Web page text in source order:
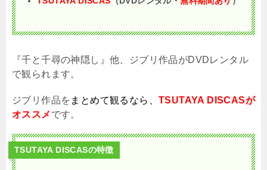
『千と千尋の神隠し』他、ジブリ作品がDVDレンタル
で観られます。
ジブリ作品を まとめて観るなら、TSUTAYA DISCASが
オススメ です。
TSUTAYA DISCASの特徴